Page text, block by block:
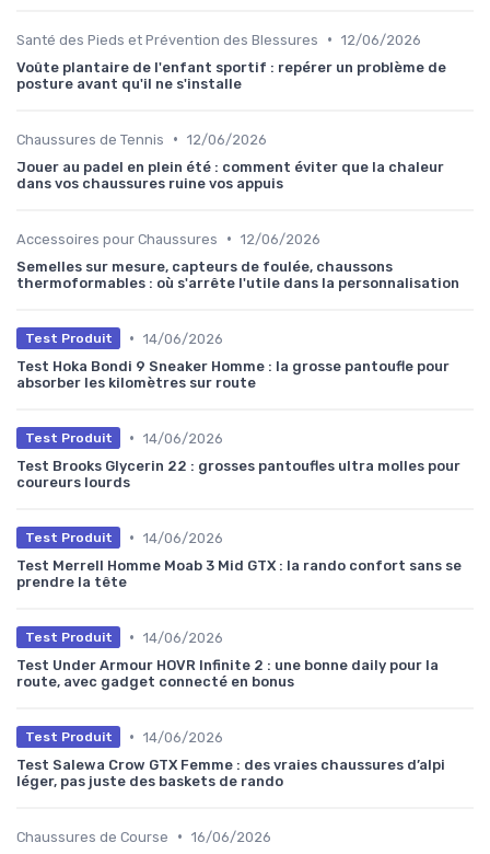
Santé des Pieds et Prévention des Blessures • 12/06/2026
Voûte plantaire de l'enfant sportif : repérer un problème de
posture avant qu'il ne s'installe
Chaussures de Tennis • 12/06/2026
Jouer au padel en plein été : comment éviter que la chaleur
dans vos chaussures ruine vos appuis
Accessoires pour Chaussures • 12/06/2026
Semelles sur mesure, capteurs de foulée, chaussons
thermoformables : où s'arrête l'utile dans la personnalisation
Test Produit • 14/06/2026
Test Hoka Bondi 9 Sneaker Homme : la grosse pantoufle pour
absorber les kilomètres sur route
Test Produit • 14/06/2026
Test Brooks Glycerin 22 : grosses pantoufles ultra molles pour
coureurs lourds
Test Produit • 14/06/2026
Test Merrell Homme Moab 3 Mid GTX : la rando confort sans se
prendre la tête
Test Produit • 14/06/2026
Test Under Armour HOVR Infinite 2 : une bonne daily pour la
route, avec gadget connecté en bonus
Test Produit • 14/06/2026
Test Salewa Crow GTX Femme : des vraies chaussures d’alpi
léger, pas juste des baskets de rando
Chaussures de Course • 16/06/2026